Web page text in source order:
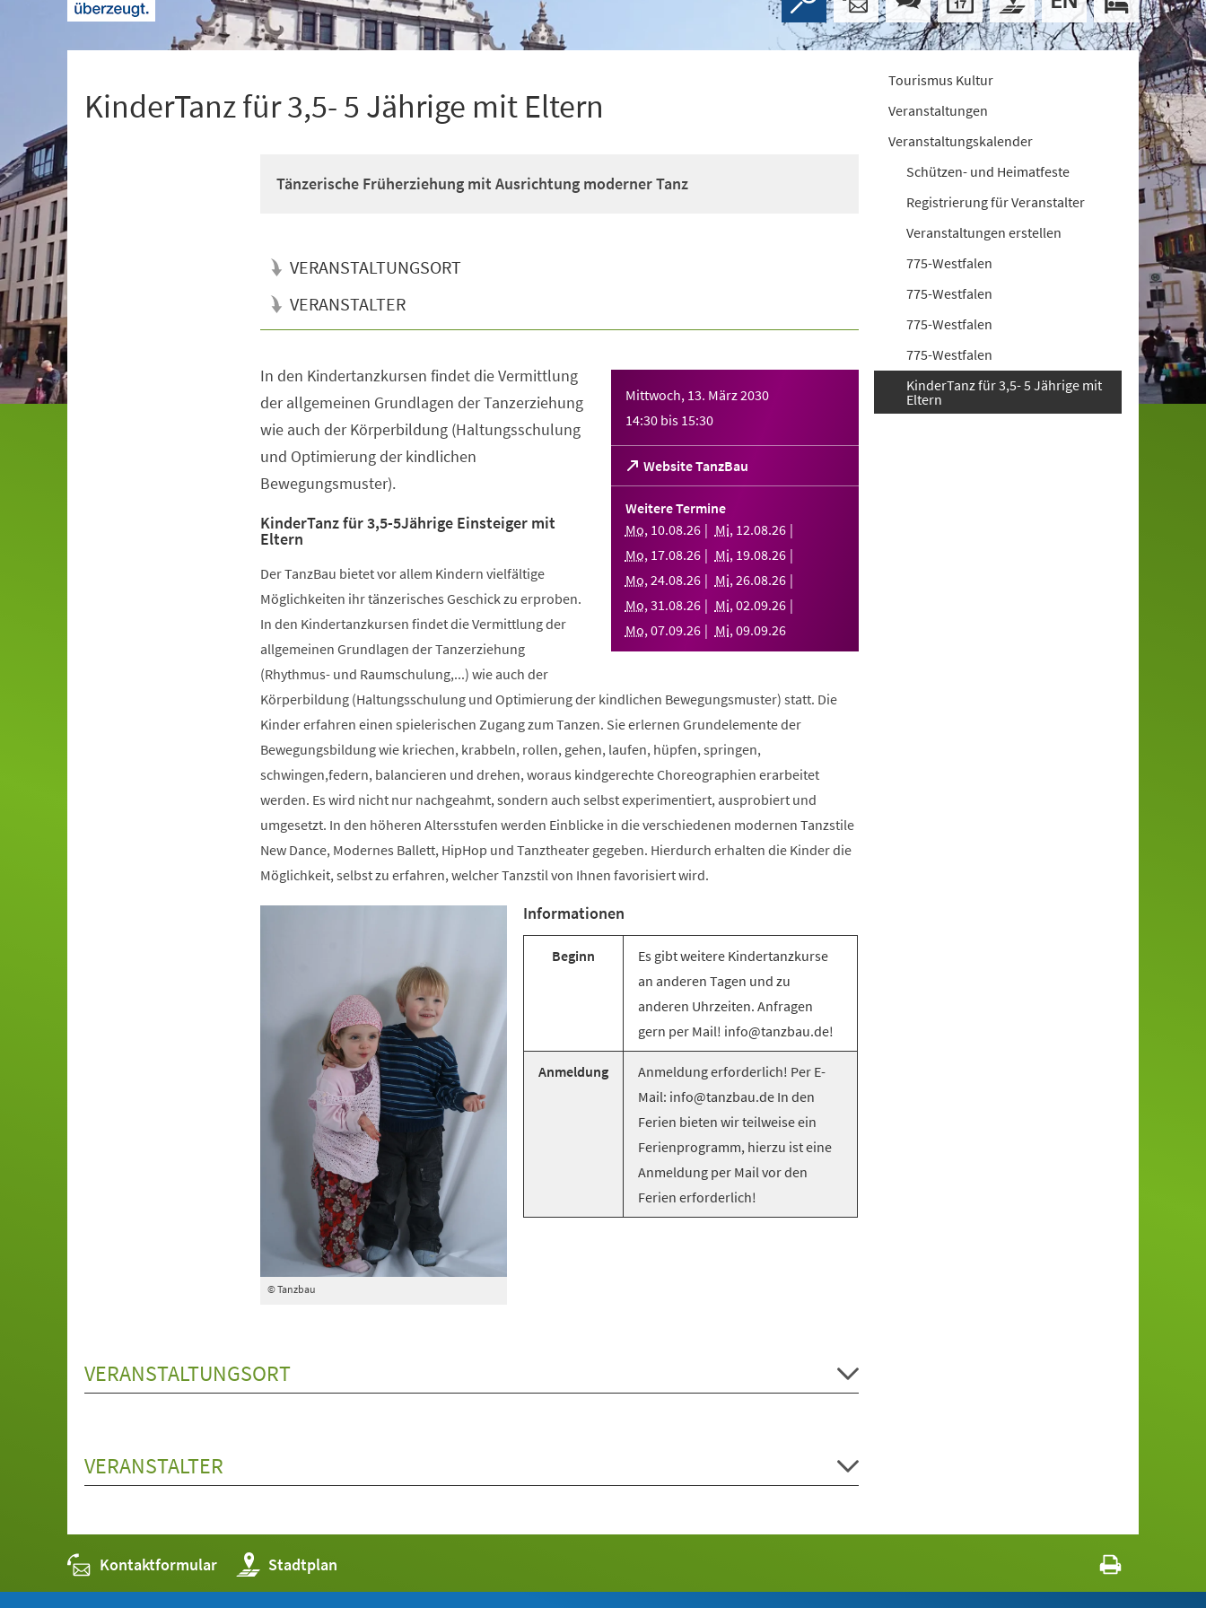
KinderTanz für 3,5- 5 Jährige mit Eltern
Tänzerische Früherziehung mit Ausrichtung moderner Tanz
VERANSTALTUNGSORT
VERANSTALTER
Mittwoch, 13. März 2030
14:30 bis 15:30
Website TanzBau
(Öffnet
in
einem
Tab)
Weitere Termine
Mo, 10.08.26 Mi, 12.08.26
Mo, 17.08.26 Mi, 19.08.26
Mo,24.08.26 Mi,26.08.26
Mo,31.08.26 Mi,02.09.26
Mo,07.09.26 Mi,09.09.26
In den Kindertanzkursen findet die Vermittlung
der allgemeinen Grundlagen der Tanzerziehung
wie auch der Körperbildung (Haltungsschulung
und Optimierung der kindlichen
Bewegungsmuster).
KinderTanz für 3,5-5Jährige Einsteiger mit
Eltern
Der TanzBau bietet vor allem Kindern vielfältige
Möglichkeiten ihr tänzerisches Geschick zu erproben.
In den Kindertanzkursen findet die Vermittlung der
allgemeinen Grundlagen der Tanzerziehung
(Rhythmus- und Raumschulung,...) wie auch der
Körperbildung (Haltungsschulung und Optimierung der kindlichen Bewegungsmuster) statt. Die
Kinder erfahren einen spielerischen Zugang zum Tanzen. Sie erlernen Grundelemente der
Bewegungsbildung wie kriechen, krabbeln, rollen, gehen, laufen, hüpfen, springen,
schwingen,federn, balancieren und drehen, woraus kindgerechte Choreographien erarbeitet
werden. Es wird nicht nur nachgeahmt, sondern auch selbst experimentiert, ausprobiert und
umgesetzt. In den höheren Altersstufen werden Einblicke in die verschiedenen modernen Tanzstile
New Dance, Modernes Ballett, HipHop und Tanztheater gegeben. Hierdurch erhalten die Kinder die
Möglichkeit, selbst zu erfahren, welcher Tanzstil von Ihnen favorisiert wird.
© Tanzbau
Informationen
Beginn
Es gibt weitere Kindertanzkurse
an anderen Tagen und zu
anderen Uhrzeiten. Anfragen
gern per Mail! info@tanzbau.de!
Anmeldung
Anmeldung erforderlich! Per E-
Mail: info@tanzbau.de In den
Ferien bieten wir teilweise ein
Ferienprogramm, hierzu ist eine
Anmeldung per Mail vor den
Ferien erforderlich!
VERANSTALTUNGSORT
VERANSTALTER
Tourismus Kultur
Veranstaltungen
Veranstaltungskalender
Schützen- und Heimatfeste
Registrierung für Veranstalter
Veranstaltungen erstellen
775-Westfalen
775-Westfalen
775-Westfalen
775-Westfalen
KinderTanz für 3,5- 5 Jährige mit
Eltern
Kontaktformular Stadtplan
(Öffnet
in
einem